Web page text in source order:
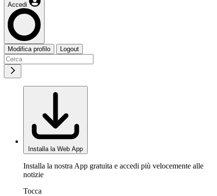
Accedi
Modifica profilo Logout
Installa la Web App
Installa la nostra App gratuita e accedi più velocemente alle
notizie
Tocca